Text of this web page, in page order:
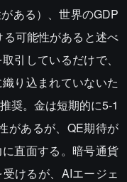
ある）、世界のGDP
可能性があると述べ
引しているだけで、
り込まれていないた
奨。金は短期的に5-1
があるが、QE期待が
直面する。暗号通貨
けるが、AIエージェ